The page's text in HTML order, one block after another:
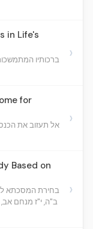
in Life's
ברכותיו
›
for
אל תעזוב את
›
Based on
בחירת המסכתא
ב"ה, י"ז מנחם אב,
›